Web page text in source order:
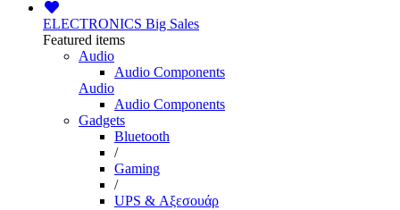
ELECTRONICS Big Sales
Featured items
Audio
Audio Components
Audio
Audio Components
Gadgets
Bluetooth
/
Gaming
/
UPS & Αξεσουάρ